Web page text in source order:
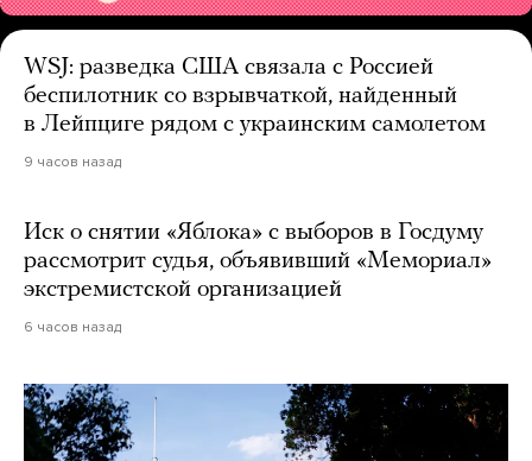
WSJ: разведка США связала с Россией
беспилотник со взрывчаткой, найденный
в Лейпциге рядом с украинским самолетом
9 часов назад
Иск о снятии «Яблока» с выборов в Госдуму
рассмотрит судья, объявивший «Мемориал»
экстремистской организацией
6 часов назад